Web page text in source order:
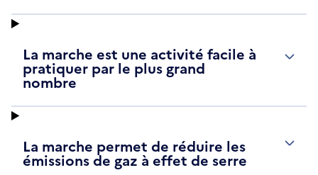
La marche est une activité facile à
pratiquer par le plus grand
nombre
La marche permet de réduire les
émissions de gaz à effet de serre